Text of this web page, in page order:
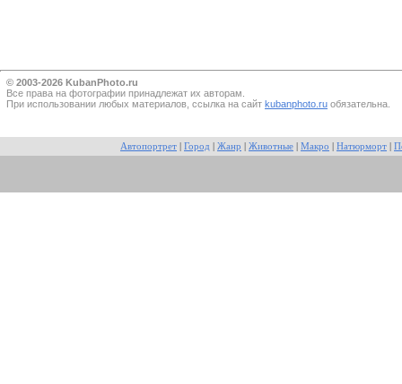
© 2003-2026 KubanPhoto.ru
Все прaва на фотографии принадлежат их авторам.
При использовании любых материалов, ссылка на сайт kubanphoto.ru обязательна.
Автопортрет Город Жанр Животные Макро Натюрморт